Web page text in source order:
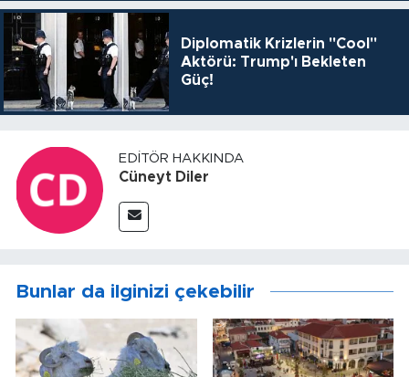
Diplomatik Krizlerin "Cool"
Aktörü: Trump'ı Bekleten
Güç!
EDITÖR HAKKINDA
Cüneyt Diler
Bunlar da ilginizi çekebilir